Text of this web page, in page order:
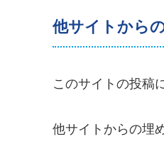
他サイトから
このサイトの投稿
他サイトからの埋